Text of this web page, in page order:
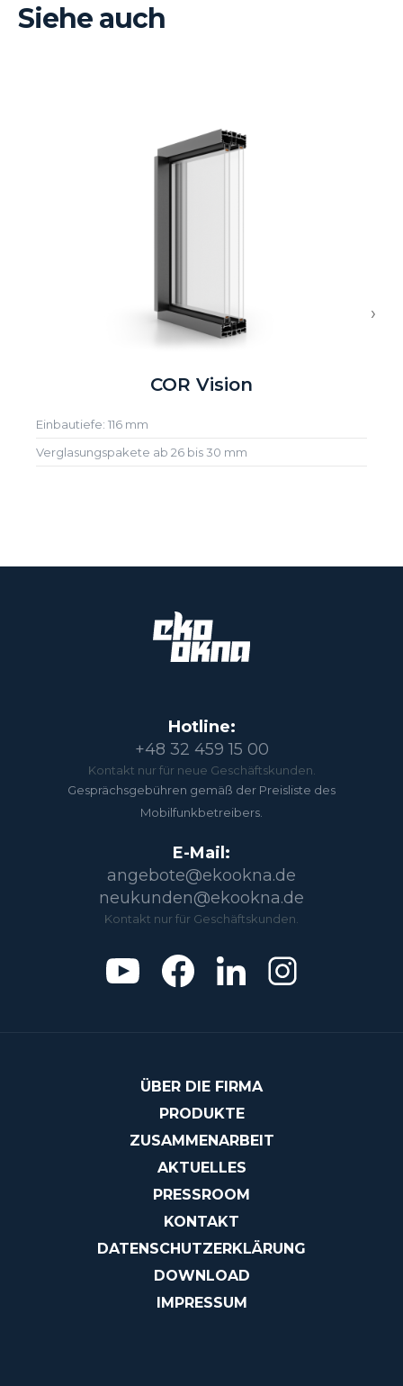
Siehe auch
COR Vision
Einbautiefe: 116 mm
Verglasungspakete ab 26 bis 30 mm
›
Hotline:
+48 32 459 15 00
Kontakt nur für neue Geschäftskunden.
Gesprächsgebühren gemäß der Preisliste des
Mobilfunkbetreibers.
E-Mail:
angebote@ekookna.de
neukunden@ekookna.de
Kontakt nur für Geschäftskunden.
ÜBER DIE FIRMA
PRODUKTE
ZUSAMMENARBEIT
AKTUELLES
PRESSROOM
KONTAKT
DATENSCHUTZERKLÄRUNG
DOWNLOAD
IMPRESSUM